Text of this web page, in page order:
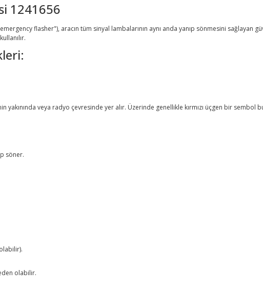
1241656
flasher"), aracın tüm sinyal lambalarının aynı anda yanıp sönmesini sağlayan
veya radyo çevresinde yer alır. Üzerinde genellikle kırmızı üçgen bir sembol
söner.
olabilir.